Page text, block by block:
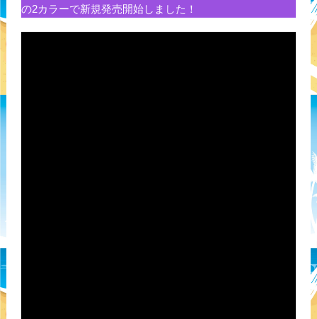
の2カラーで新規発売開始しました！